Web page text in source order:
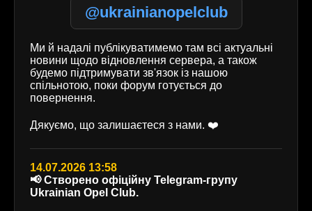
@ukrainianopelclub
Ми й надалі публікуватимемо там всі актуальні
новини щодо відновлення сервера, а також
будемо підтримувати зв'язок із нашою
спільнотою, поки форум готується до
повернення.
Дякуємо, що залишаєтеся з нами. ❤️
14.07.2026 13:58
📢 Створено офіційну Telegram-групу
Ukrainian Opel Club.